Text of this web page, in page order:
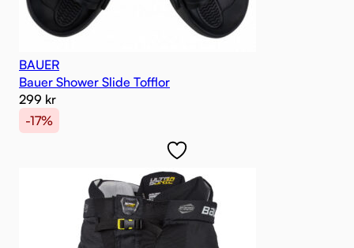
BAUER
Bauer Shower Slide Tofflor
299 kr
-17%